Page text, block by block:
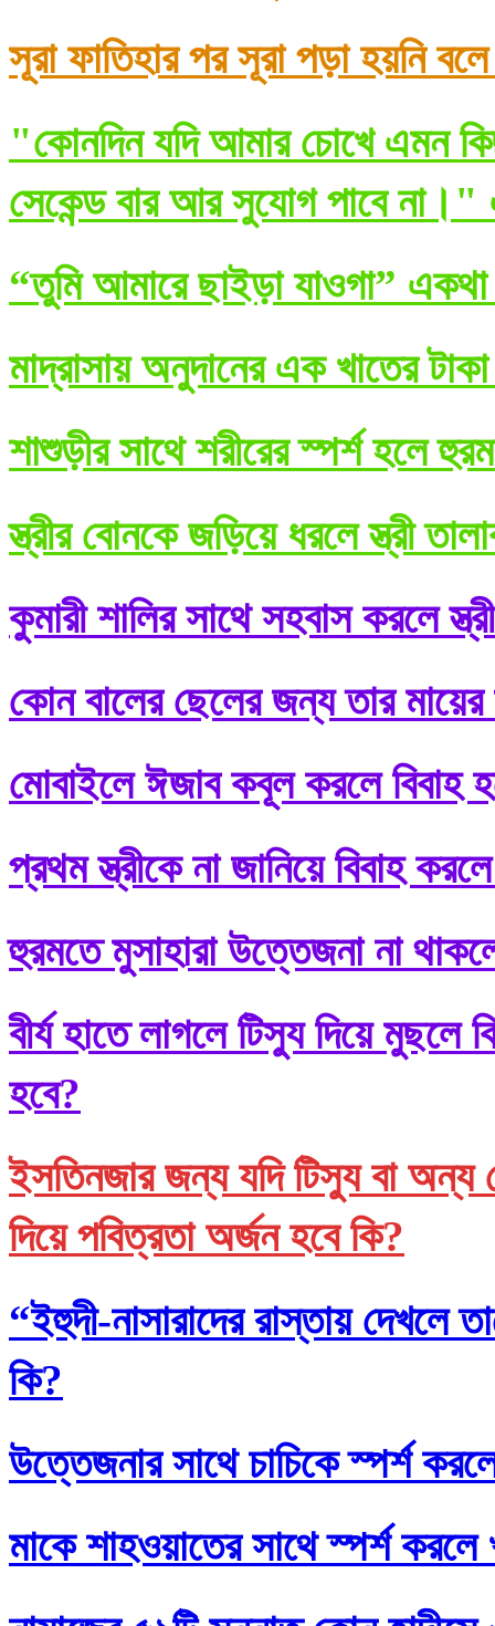
সূরা ফাতিহার পর সূরা পড়া হয়নি
"কোনদিন যদি আমার চোখে এমন
সেকেন্ড বার আর সুযোগ পাবে না।"
“তুমি আমারে ছাইড়া যাওগা” একথা
মাদ্রাসায় অনুদানের এক খাতের
শাশুড়ীর সাথে শরীরের স্পর্শ হলে
স্ত্রীর বোনকে জড়িয়ে ধরলে স্ত্রী
কুমারী শালির সাথে সহবাস করলে
কোন বালের ছেলের জন্য তার মায়ের
মোবাইলে ঈজাব কবূল করলে বিবাহ
প্রথম স্ত্রীকে না জানিয়ে বিবাহ
হুরমতে মুসাহারা উত্তেজনা না
বীর্য হাতে লাগলে টিস্যু দিয়ে
হবে?
ইসতিনজার জন্য যদি টিস্যু বা অন্য
দিয়ে পবিত্রতা অর্জন হবে কি?
“ইহুদী-নাসারাদের রাস্তায় দেখলে
কি?
উত্তেজনার সাথে চাচিকে স্পর্শ
মাকে শাহওয়াতের সাথে স্পর্শ করলে